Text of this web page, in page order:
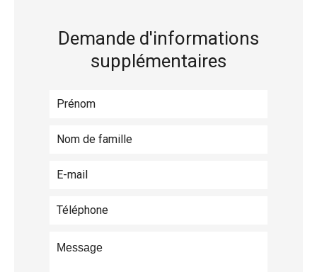
Demande d'informations
supplémentaires